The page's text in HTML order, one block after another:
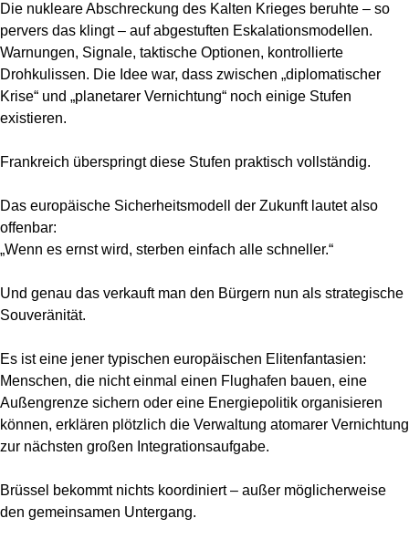
Die nukleare Abschreckung des Kalten Krieges beruhte – so
pervers das klingt – auf abgestuften Eskalationsmodellen.
Warnungen, Signale, taktische Optionen, kontrollierte
Drohkulissen. Die Idee war, dass zwischen „diplomatischer
Krise“ und „planetarer Vernichtung“ noch einige Stufen
existieren.
Frankreich überspringt diese Stufen praktisch vollständig.
Das europäische Sicherheitsmodell der Zukunft lautet also
offenbar:
„Wenn es ernst wird, sterben einfach alle schneller.“
Und genau das verkauft man den Bürgern nun als strategische
Souveränität.
Es ist eine jener typischen europäischen Elitenfantasien:
Menschen, die nicht einmal einen Flughafen bauen, eine
Außengrenze sichern oder eine Energiepolitik organisieren
können, erklären plötzlich die Verwaltung atomarer Vernichtung
zur nächsten großen Integrationsaufgabe.
Brüssel bekommt nichts koordiniert – außer möglicherweise
den gemeinsamen Untergang.